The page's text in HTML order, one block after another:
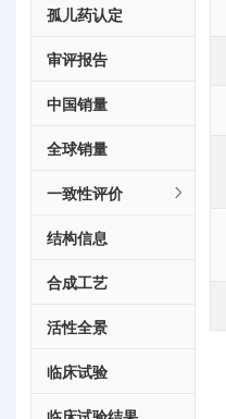
孤儿药认定
审评报告
中国销量
全球销量
一致性评价
结构信息
合成工艺
活性全景
临床试验